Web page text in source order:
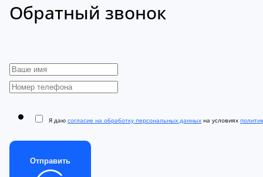
Обратный звонок
Я даю согласие на обработку персональных данных на условиях
Отправить